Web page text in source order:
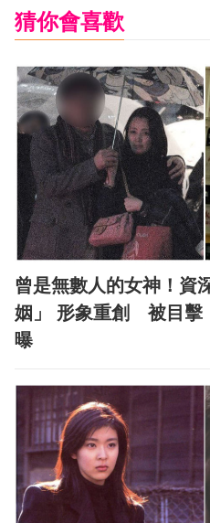
猜你會喜歡
曾是無數人的女神！資
姻」 形象重創 被目擊
曝